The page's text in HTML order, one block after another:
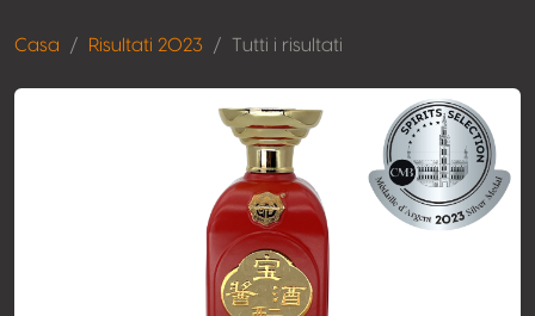
Casa Risultati 2023 Tutti i risultati